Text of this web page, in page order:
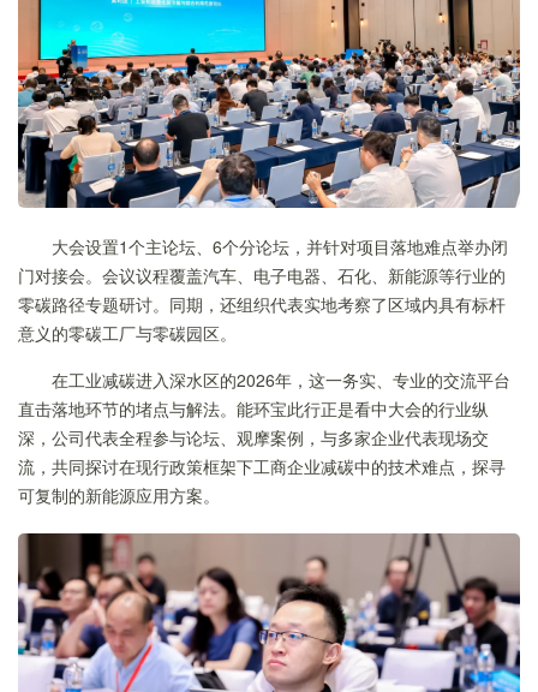
大会设置1个主论坛、6个分论坛，并针对项目落地难点举办闭
门对接会。会议议程覆盖汽车、电子电器、石化、新能源等行业的
零碳路径专题研讨。同期，还组织代表实地考察了区域内具有标杆
意义的零碳工厂与零碳园区。
在工业减碳进入深水区的2026年，这一务实、专业的交流平台
直击落地环节的堵点与解法。能环宝此行正是看中大会的行业纵
深，公司代表全程参与论坛、观摩案例，与多家企业代表现场交
流，共同探讨在现行政策框架下工商企业减碳中的技术难点，探寻
可复制的新能源应用方案。